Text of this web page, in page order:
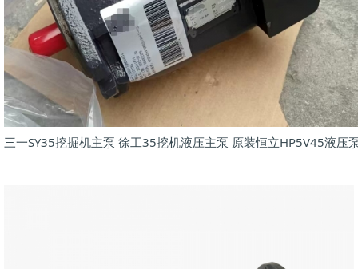
三一SY35挖掘机主泵 徐工35挖机液压主泵 原装恒立HP5V45液压